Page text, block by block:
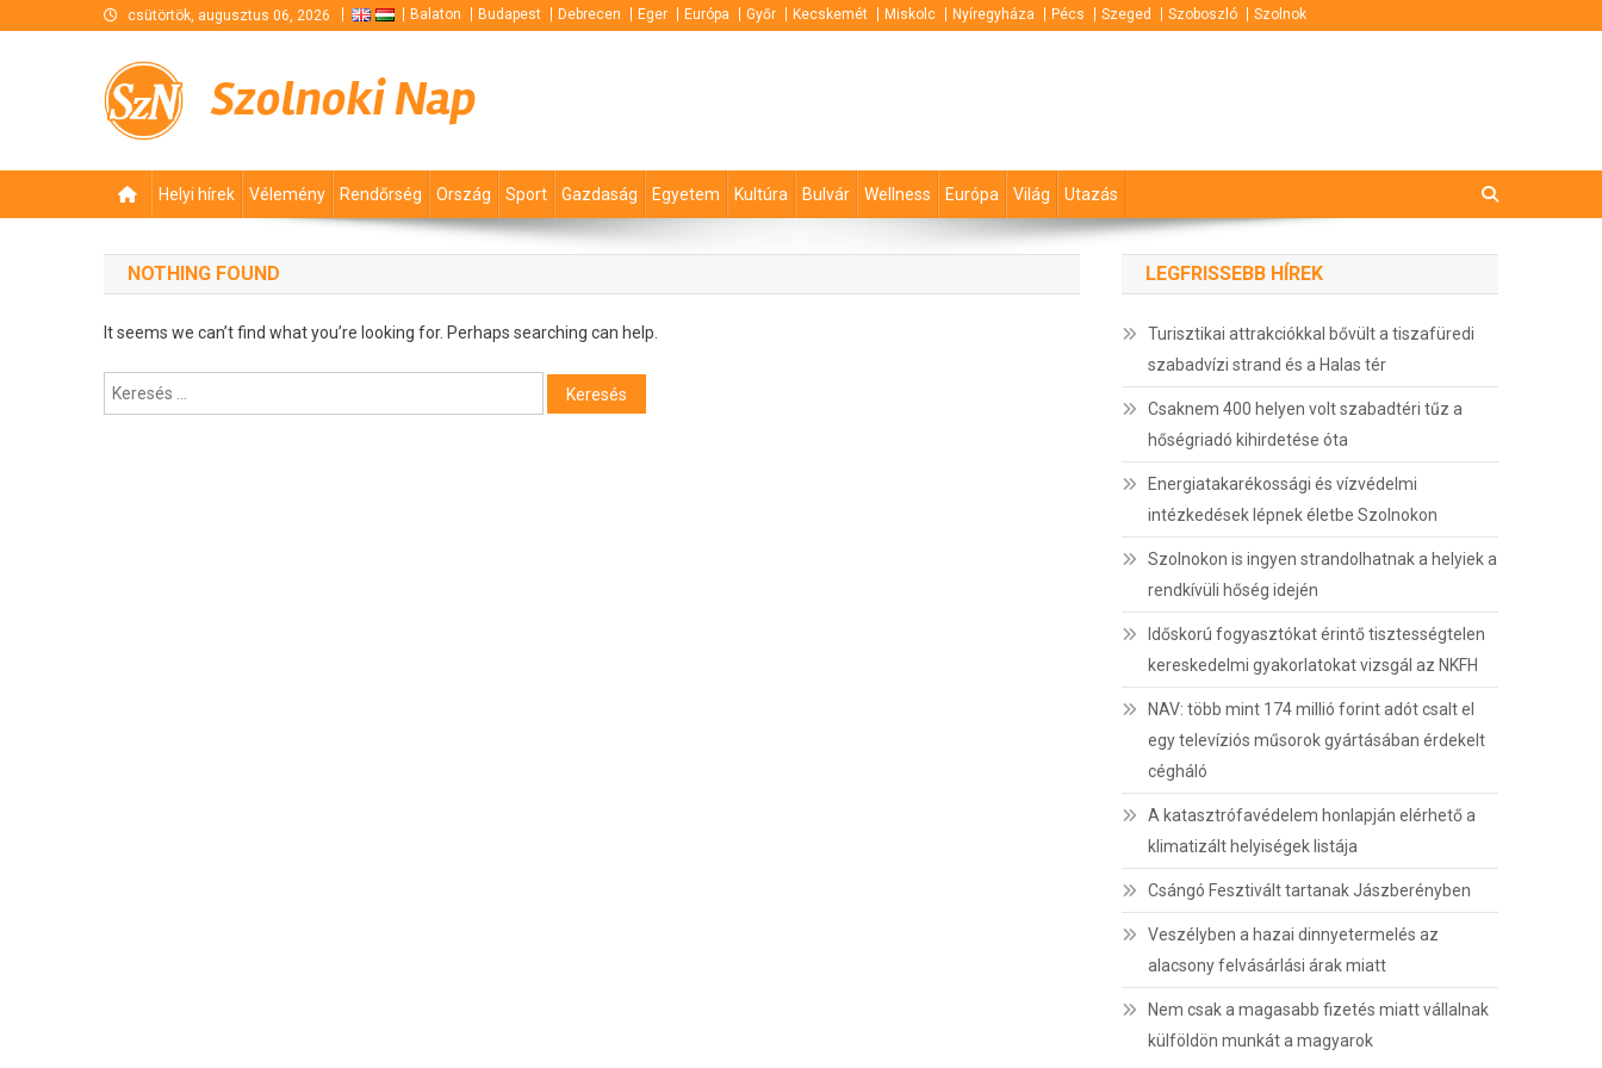
csütörtök, augusztus 06, 2026 Balaton Budapest Debrecen Eger Európa Győr Kecskemét Miskolc Nyíregyháza Pécs Szeged Szoboszló Szolnok
Szolnoki Nap
Helyi hírek Vélemény Rendőrség Ország Sport Gazdaság Egyetem Kultúra Bulvár Wellness Európa Világ Utazás
NOTHING FOUND
It seems we can’t find what you’re looking for. Perhaps searching can help.
Keresés:
LEGFRISSEBB HÍREK
Turisztikai attrakciókkal bővült a tiszafüredi
szabadvízi strand és a Halas tér
Csaknem 400 helyen volt szabadtéri tűz a
hőségriadó kihirdetése óta
Energiatakarékossági és vízvédelmi
intézkedések lépnek életbe Szolnokon
Szolnokon is ingyen strandolhatnak a helyiek a
rendkívüli hőség idején
Időskorú fogyasztókat érintő tisztességtelen
kereskedelmi gyakorlatokat vizsgál az NKFH
NAV: több mint 174 millió forint adót csalt el
egy televíziós műsorok gyártásában érdekelt
cégháló
A katasztrófavédelem honlapján elérhető a
klimatizált helyiségek listája
Csángó Fesztivált tartanak Jászberényben
Veszélyben a hazai dinnyetermelés az
alacsony felvásárlási árak miatt
Nem csak a magasabb fizetés miatt vállalnak
külföldön munkát a magyarok